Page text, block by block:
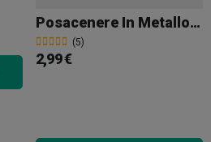
Posacenere In Metallo GB MAC
(5)
2,99 €